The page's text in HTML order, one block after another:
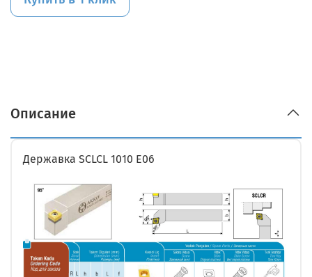
Описание
Державка SCLCL 1010 E06